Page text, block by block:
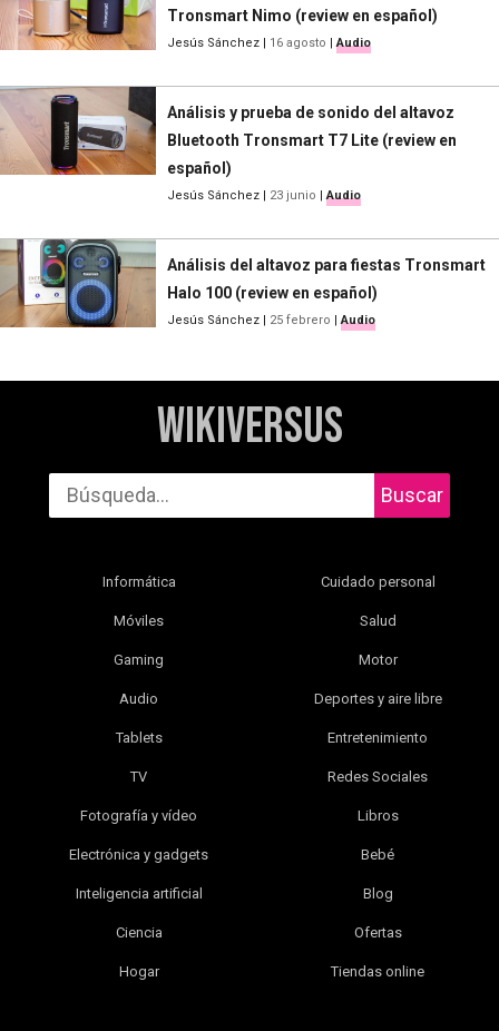
Tronsmart Nimo (review en español)
Jesús Sánchez 16 agosto |Audio
Análisis y prueba de sonido del altavoz
Bluetooth Tronsmart T7 Lite (review en
español)
Jesús Sánchez 23 junio |Audio
Análisis del altavoz para fiestas Tronsmart
Halo 100 (review en español)
Jesús Sánchez 25 febrero |Audio
WikiVersus
Buscar
Informática
Móviles
Gaming
Audio
Tablets
TV
Fotografía y vídeo
Electrónica y gadgets
Inteligencia artificial
Ciencia
Hogar
Cuidado personal
Salud
Motor
Deportes y aire libre
Entretenimiento
Redes Sociales
Libros
Bebé
Blog
Ofertas
Tiendas online